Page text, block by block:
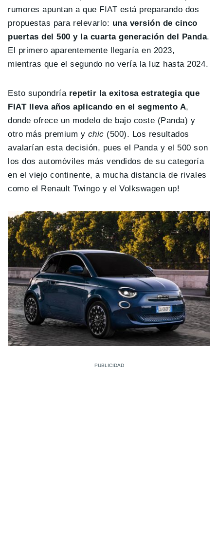
rumores apuntan a que FIAT está preparando dos
propuestas para relevarlo: una versión de cinco
puertas del 500 y la cuarta generación del Panda.
El primero aparentemente llegaría en 2023,
mientras que el segundo no vería la luz hasta 2024.
Esto supondría repetir la exitosa estrategia que
FIAT lleva años aplicando en el segmento A,
donde ofrece un modelo de bajo coste (Panda) y
otro más premium y chic (500). Los resultados
avalarían esta decisión, pues el Panda y el 500 son
los dos automóviles más vendidos de su categoría
en el viejo continente, a mucha distancia de rivales
como el Renault Twingo y el Volkswagen up!